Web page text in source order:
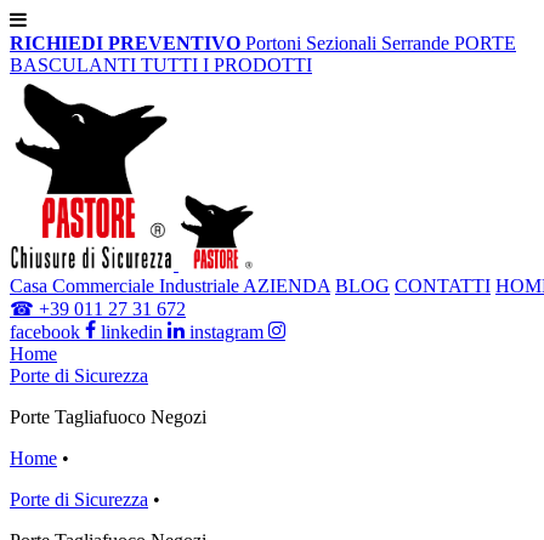
RICHIEDI PREVENTIVO Portoni Sezionali Serrande PORTE
BASCULANTI TUTTI I PRODOTTI
Casa Commerciale Industriale AZIENDA BLOG CONTATTI
☎ +39 011 27 31 672
facebook
linkedin
instagram
Home
Porte di Sicurezza
Porte Tagliafuoco Negozi
Home •
Porte di Sicurezza •